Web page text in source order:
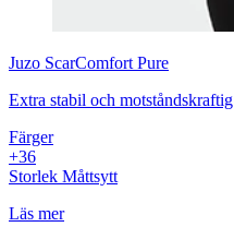
Juzo ScarComfort Pure
Extra stabil och motståndskraftig
Färger
+36
Storlek Måttsytt
Läs mer